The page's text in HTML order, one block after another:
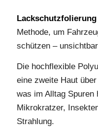
Lackschutzfolierung
Methode, um
schützen –
Die hochflexible
eine zweite Haut
was im Alltag Spuren
Mikrokratzer,
Strahlung.